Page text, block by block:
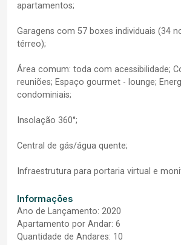
apartamentos;
Garagens com 57 boxes individuais (34
térreo);
Área comum: toda com acessibilidade;
reuniões; Espaço gourmet - lounge;
condominiais;
Insolação 360°;
Central de gás/água quente;
Infraestrutura para portaria virtual e
Informações
Ano de Lançamento: 2020
Apartamento por Andar: 6
Quantidade de Andares: 10